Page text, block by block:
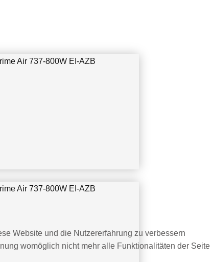
Website und die Nutzererfahrung zu verbessern
womöglich nicht mehr alle Funktionalitäten der Seite